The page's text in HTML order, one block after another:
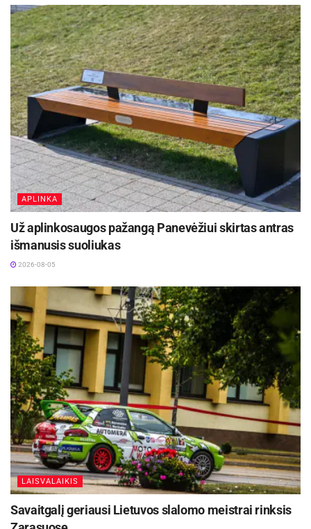
APLINKA
Už aplinkosaugos pažangą Panevėžiui skirtas antras
išmanusis suoliukas
2026-08-05
LAISVALAIKIS
Savaitgalį geriausi Lietuvos slalomo meistrai rinksis